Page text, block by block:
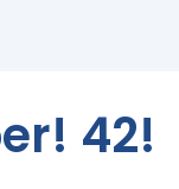
42!